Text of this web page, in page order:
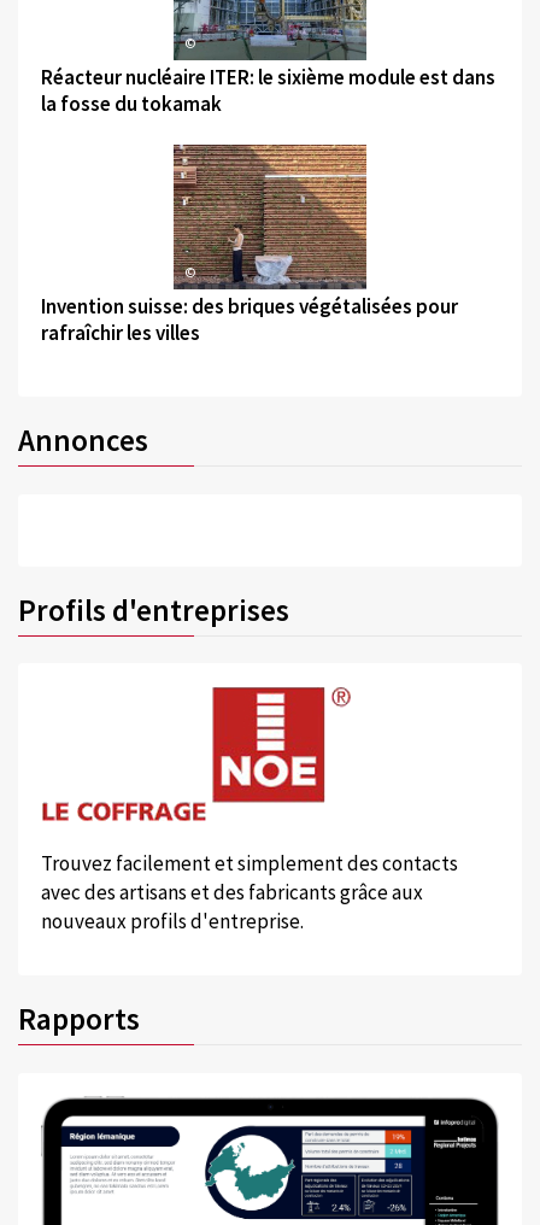
©
Réacteur nucléaire ITER: le sixième module est dans
la fosse du tokamak
©
Invention suisse: des briques végétalisées pour
rafraîchir les villes
Annonces
Profils d'entreprises
Trouvez facilement et simplement des contacts
avec des artisans et des fabricants grâce aux
nouveaux profils d'entreprise.
Rapports